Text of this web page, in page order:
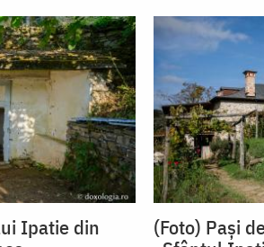
Ipatie din
(Foto) Pași